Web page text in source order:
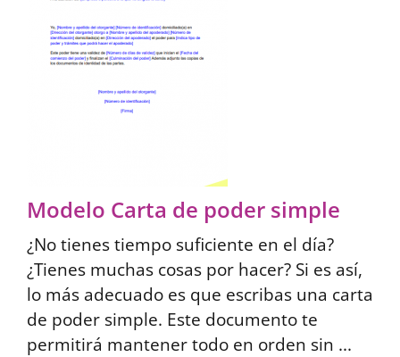
Modelo Carta de poder simple
¿No tienes tiempo suficiente en el día?
¿Tienes muchas cosas por hacer? Si es así,
lo más adecuado es que escribas una carta
de poder simple. Este documento te
permitirá mantener todo en orden sin ...